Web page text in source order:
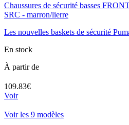
Chaussures de sécurité basses
SRC - marron/lierre
Les nouvelles baskets de sécurité
En stock
À partir de
109.83€
Voir
Voir les 9 modèles